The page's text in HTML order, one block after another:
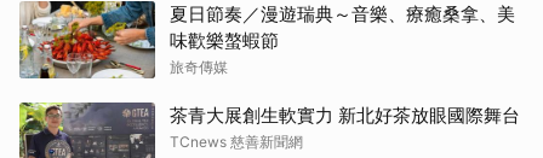
夏日節奏／漫遊瑞典～音樂、療癒桑拿、美
味歡樂螯蝦節
旅奇傳媒
茶青大展創生軟實力 新北好茶放眼國際舞台
TCnews 慈善新聞網